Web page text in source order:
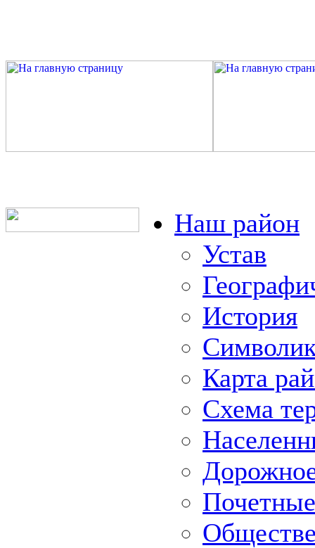
Наш район
Устав
История
Карта
Схема